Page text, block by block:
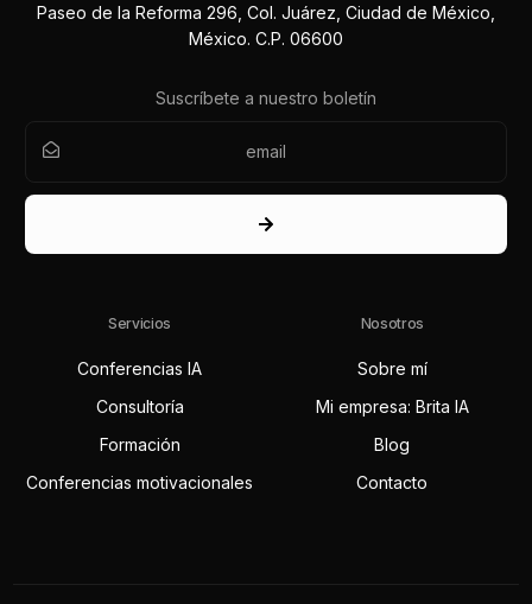
Paseo de la Reforma 296, Col. Juárez, Ciudad de México,
México. C.P. 06600
Suscríbete a nuestro boletín
Servicios
Conferencias IA
Consultoría
Formación
Conferencias motivacionales
Nosotros
Sobre mí
Mi empresa: Brita IA
Blog
Contacto